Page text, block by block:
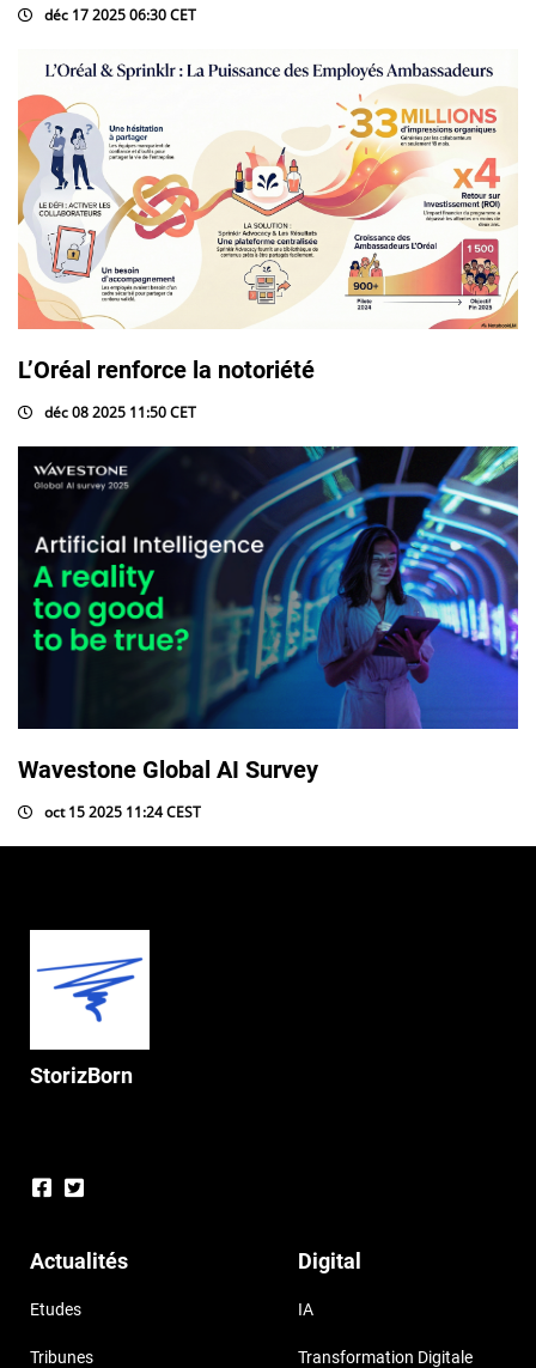
déc 17 2025 06:30 CET
L’Oréal renforce la notoriété
déc 08 2025 11:50 CET
Wavestone Global AI Survey
oct 15 2025 11:24 CEST
StorizBorn
Actualités
Etudes
Tribunes
Digital
IA
Transformation Digitale